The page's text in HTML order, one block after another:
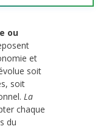
ou
et
soit
soit
La
chaque
du